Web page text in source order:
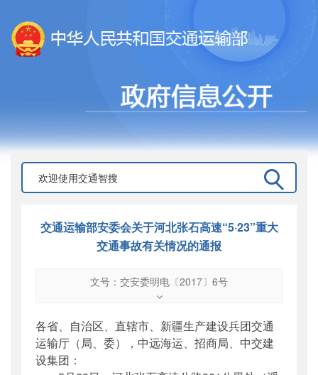
交通运输部安委会关于河北张石高速“5·23”重大
交通事故有关情况的通报
文号：交安委明电〔2017〕6号
交安委明电〔2017〕6号
公开日期：2017年05月25日
主题词 ：
河北张石高速5.23;事故通报
机构分类：
安全与质量监督管理司
各省、自治区、直辖市、新疆生产建设兵团交通
运输厅（局、委），中远海运、招商局、中交建
设集团：